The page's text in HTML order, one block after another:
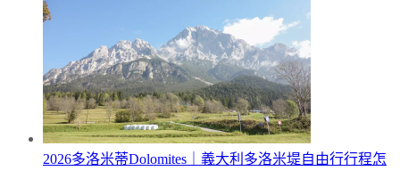
2026多洛米蒂Dolomites｜義大利多洛米堤自由行行程怎